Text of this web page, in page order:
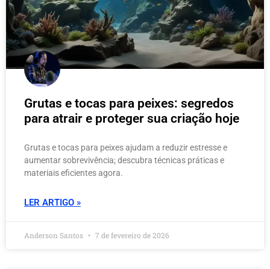
Grutas e tocas para peixes: segredos
para atrair e proteger sua criação hoje
Grutas e tocas para peixes ajudam a reduzir estresse e
aumentar sobrevivência; descubra técnicas práticas e
materiais eficientes agora.
LER ARTIGO »
Anderson Santos 7 de fevereiro de 2026